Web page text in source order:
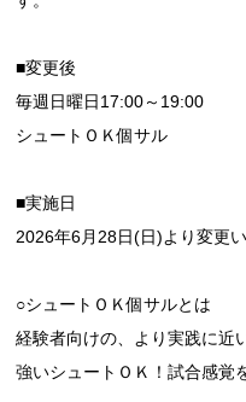
■変更後
毎週日曜日17:00～19:00
シュートＯＫ個サル
■実施日
2026年6月28日(日)より変更い
○シュートＯＫ個サルとは
経験者向けの、より実践に近
強いシュートＯＫ！試合感覚